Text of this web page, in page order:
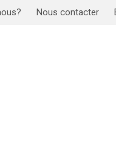
Nous contacter